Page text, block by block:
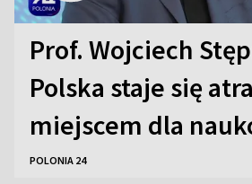
Prof. Wojciech
Polska staje się
miejscem dla
POLONIA 24